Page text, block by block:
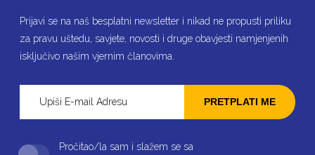
Prijavi se na naš besplatni newsletter i nikad ne propusti priliku
za pravu uštedu, savjete, novosti i druge obavjesti namjenjenih
isključivo našim vjernim članovima.
PRETPLATI ME
Pročitao/la sam i slažem se sa